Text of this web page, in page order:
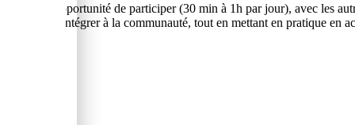
aurez l'opportunité de participer (30 min à 1h par jour), avec les
de s'intégrer à la communauté, tout en mettant en pratique en